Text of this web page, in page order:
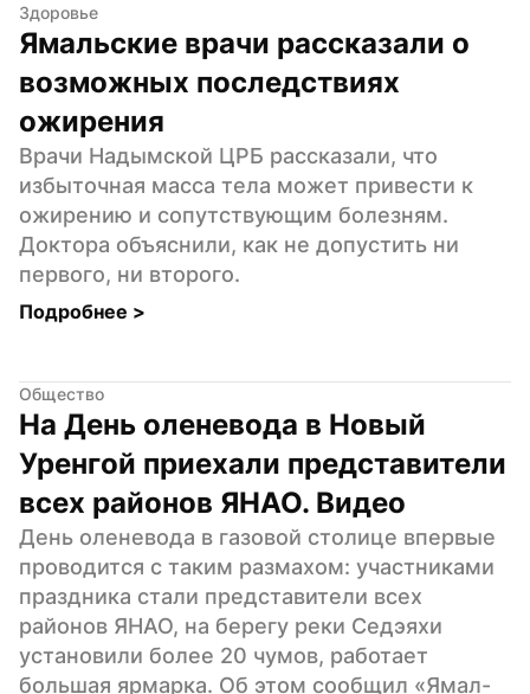
Здоровье
Ямальские врачи рассказали о
возможных последствиях
ожирения
Врачи Надымской ЦРБ рассказали, что
избыточная масса тела может привести к
ожирению и сопутствующим болезням.
Доктора объяснили, как не допустить ни
первого, ни второго.
Подробнее >
Общество
На День оленевода в Новый
Уренгой приехали представители
всех районов ЯНАО. Видео
День оленевода в газовой столице впервые
проводится с таким размахом: участниками
праздника стали представители всех
районов ЯНАО, на берегу реки Седэяхи
установили более 20 чумов, работает
большая ярмарка. Об этом сообщил «Ямал-